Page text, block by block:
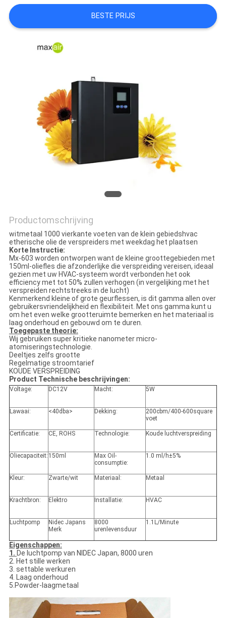
PRIVACY
POLICY
BESTE PRIJS
Productomschrijving
witmetaal 1000 vierkante voeten van de klein gebiedshvac
etherische olie de verspreiders met weekdag het plaatsen
Korte Instructie:
Mx-603 worden ontworpen want de kleine groottegebieden met
150ml-oliefles die afzonderlijke die verspreiding vereisen, ideaal
gezien met uw HVAC-systeem wordt verbonden het ook
efficiency met tot 50% zullen verhogen (in vergelijking met het
verspreiden rechtstreeks in de lucht)
Kenmerkend kleine of grote geurflessen, is dit gamma allen over
gebruikersvriendelijkheid en flexibiliteit. Met ons gamma kunt u
om het even welke grootteruimte bemerken en het materiaal is
laag onderhoud en gebouwd om te duren.
Toegepaste theorie:
Wij gebruiken super kritieke nanometer micro-
atomiseringstechnologie.
Deeltjes zelfs grootte
Regelmatige stroomtarief
KOUDE VERSPREIDING
Product Technische beschrijvingen:
Voltage: DC12V Macht: 5W
Lawaai: <40dba> Dekking:
200cbm/400-600square
voet
Certificatie: CE, ROHS Technologie: Koude luchtverspreiding
Oliecapaciteit: 150ml
Max Oil-
consumptie:
1.0 ml/h±5%
Kleur: Zwarte/wit Materiaal: Metaal
Krachtbron: Elektro Installatie: HVAC
Luchtpomp
Nidec Japans
Merk
8000
urenlevensduur
1.1L/Minute
Eigenschappen:
1. De luchtpomp van NIDEC Japan, 8000 uren
2. Het stille werken
3. settable werkuren
4. Laag onderhoud
5.Powder-laagmetaal